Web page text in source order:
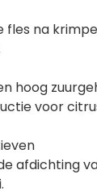
fles na
hoog
voor
afdichting